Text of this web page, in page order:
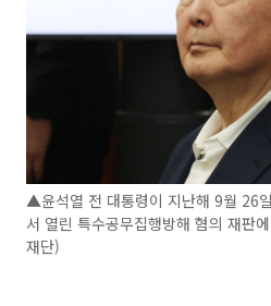
▲윤석열 전 대통령이 지난해 9월 26
서 열린 특수공무집행방해 혐의 재판
재단)